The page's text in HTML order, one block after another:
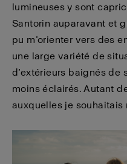
lumineuses y sont
Santorin auparavant et
pu m’orienter vers des
une large variété de
d’extérieurs baignés de
moins éclairés. Autant
auxquelles je souhaitais